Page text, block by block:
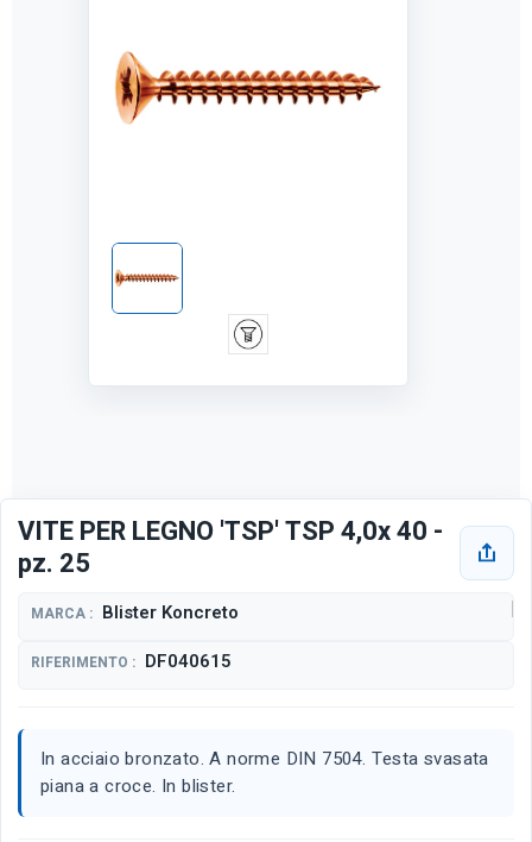
VITE PER LEGNO 'TSP' TSP 4,0x 40 -
pz. 25
MARCA : Blister Koncreto
RIFERIMENTO : DF040615
In acciaio bronzato. A norme DIN 7504. Testa svasata
piana a croce. In blister.